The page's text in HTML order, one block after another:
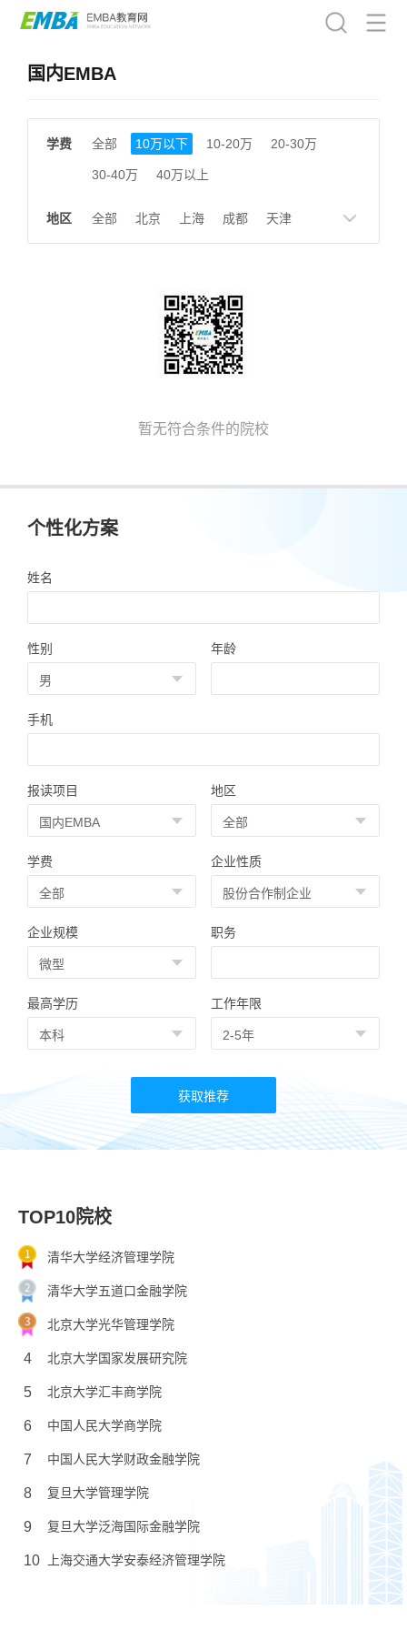
国内EMBA
学费 全部 10万以下 10-20万 20-30万
30-40万 40万以上
地区 全部 北京 上海 成都 天津
山东 安徽
广州
暂无符合条件的院校
个性化方案
姓名
性别 年龄
手机
报读项目 地区
学费 企业性质
企业规模 职务
最高学历 工作年限
TOP10院校
清华大学经济管理学院
清华大学五道口金融学院
北京大学光华管理学院
4 北京大学国家发展研究院
5 北京大学汇丰商学院
6 中国人民大学商学院
7 中国人民大学财政金融学院
8 复旦大学管理学院
9 复旦大学泛海国际金融学院
10 上海交通大学安泰经济管理学院